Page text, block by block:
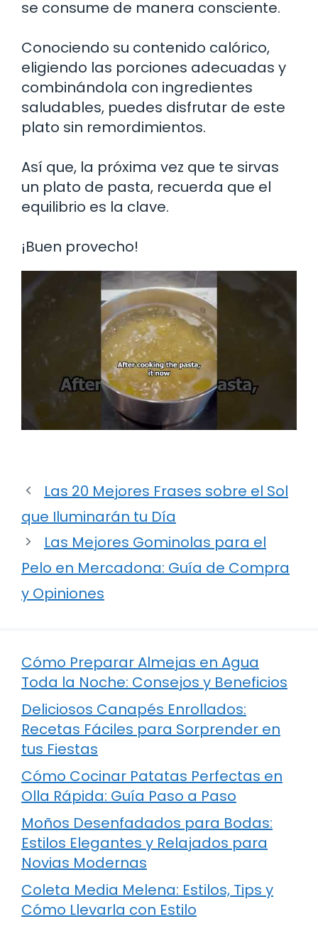
se consume de manera consciente.
Conociendo su contenido calórico,
eligiendo las porciones adecuadas y
combinándola con ingredientes
saludables, puedes disfrutar de este
plato sin remordimientos.
Así que, la próxima vez que te sirvas
un plato de pasta, recuerda que el
equilibrio es la clave.
¡Buen provecho!
Las 20 Mejores Frases sobre el Sol
que Iluminarán tu Día
Las Mejores Gominolas para el
Pelo en Mercadona: Guía de Compra
y Opiniones
Cómo Preparar Almejas en Agua
Toda la Noche: Consejos y Beneficios
Deliciosos Canapés Enrollados:
Recetas Fáciles para Sorprender en
tus Fiestas
Cómo Cocinar Patatas Perfectas en
Olla Rápida: Guía Paso a Paso
Moños Desenfadados para Bodas:
Estilos Elegantes y Relajados para
Novias Modernas
Coleta Media Melena: Estilos, Tips y
Cómo Llevarla con Estilo